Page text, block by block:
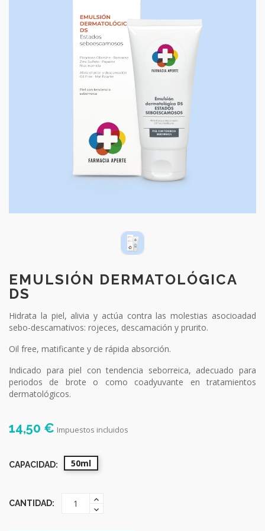
EMULSIÓN DERMATOLÓGICA
DS
Hidrata la piel, alivia y actúa contra las molestias asocioadad
sebo-descamativos: rojeces, descamación y prurito.
Oil free, matificante y de rápida absorción.
Indicado para piel con tendencia seborreica, adecuado para
periodos de brote o como coadyuvante en tratamientos
dermatológicos.
14,50 € Impuestos incluidos
CAPACIDAD: 50ml
CANTIDAD: